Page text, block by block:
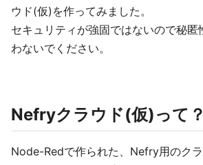
ウド(仮)を作ってみました。
セキュリティが強固ではないので秘匿
わないでください。
Nefryクラウド(仮)って？
Node-Redで作られた、Nefry用のクラ